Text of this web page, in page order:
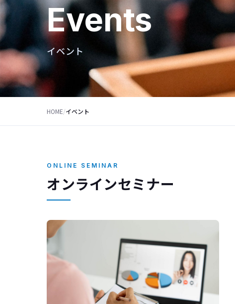
Events
イベント
HOME/イベント
ONLINE SEMINAR
オンラインセミナー